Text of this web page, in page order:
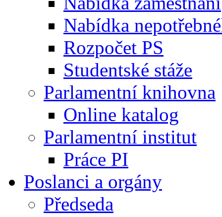
Nabídka
Rozpočet PS
Studentské stáže
Parlamentní knihovna
Online katalog
Parlamentní institut
Práce PI
Poslanci a orgány
Předseda